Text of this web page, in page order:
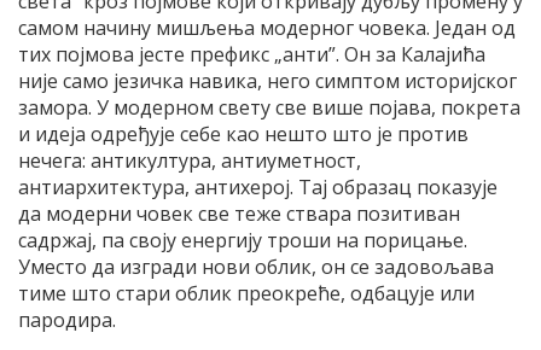
самом начину мишљења модерног човека. Један од
тих појмова јесте префикс „анти”. Он за Калајића
није само језичка навика, него симптом историјског
замора. У модерном свету све више појава, покрета
и идеја одређује себе као нешто што је против
нечега: антикултура, антиуметност,
антиархитектура, антихерој. Тај образац показује
да модерни човек све теже ствара позитиван
садржај, па своју енергију троши на порицање.
Уместо да изгради нови облик, он се задовољава
тиме што стари облик преокреће, одбацује или
пародира.